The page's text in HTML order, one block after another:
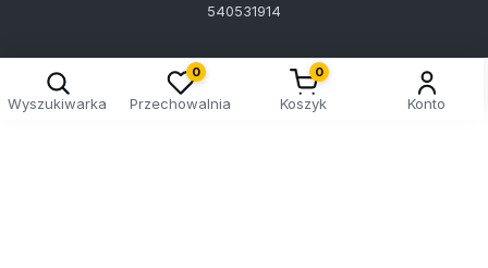
540531914
Wyszukiwarka
0
Przechowalnia
0
Koszyk Konto
Kreator doboru tablic